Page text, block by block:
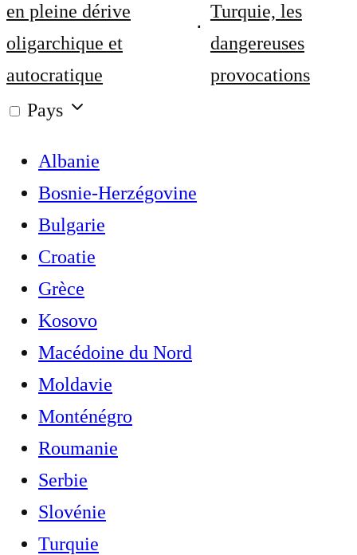
en pleine dérive
oligarchique et
autocratique
Turquie, les
dangereuses
provocations
Pays
Albanie
Bosnie-Herzégovine
Bulgarie
Croatie
Grèce
Kosovo
Macédoine du Nord
Moldavie
Monténégro
Roumanie
Serbie
Slovénie
Turquie